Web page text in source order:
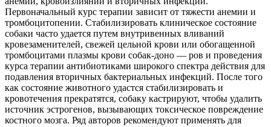
Первоначальный курс терапии зависит от тяжести анемии и
тромбоцитопении. Стабилизировать клиническое состояние
собаки часто удается путем внутривенных вливаний
кровезаменителей, свежей цельной крови или обогащенной
тромбоцитами плазмы крови собак-доно — ров и проведения
курса терапии антибиотиками широкого спектра действия для
подавления вторичных бактериальных инфекций. После того
как состояние животного удастся стабилизировать и
кровотечения прекратятся, собаку кастрируют, чтобы удалить
источник эстрогенов, вызывающих токсическое повреждение
костного мозга. Ряд авторов рекомендуют применять для